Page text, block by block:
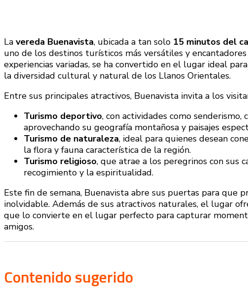
La vereda Buenavista, ubicada a tan solo 15 minutos del
uno de los destinos turísticos más versátiles y
experiencias variadas, se ha convertido en el lugar ideal
la diversidad cultural y natural de los Llanos Orientales.
Entre sus principales atractivos, Buenavista invita a los
Turismo deportivo, con actividades como
aprovechando su geografía montañosa y paisajes
Turismo de naturaleza, ideal para quienes desean
la flora y fauna característica de la región.
Turismo religioso, que atrae a los peregrinos con sus
recogimiento y la espiritualidad.
Este fin de semana, Buenavista abre sus puertas para que
inolvidable. Además de sus atractivos naturales, el lugar
que lo convierte en el lugar perfecto para capturar
amigos.
Contenido sugerido